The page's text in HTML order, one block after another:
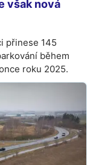
však nová
přinese 145
během
roku 2025.